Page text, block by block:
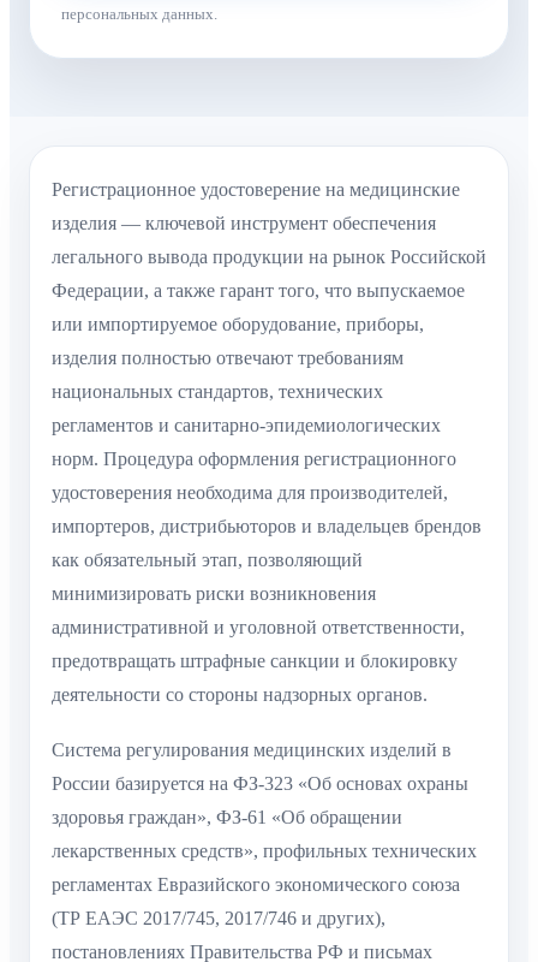
персональных данных.
Регистрационное удостоверение на медицинские
изделия — ключевой инструмент обеспечения
легального вывода продукции на рынок Российской
Федерации, а также гарант того, что выпускаемое
или импортируемое оборудование, приборы,
изделия полностью отвечают требованиям
национальных стандартов, технических
регламентов и санитарно-эпидемиологических
норм. Процедура оформления регистрационного
удостоверения необходима для производителей,
импортеров, дистрибьюторов и владельцев брендов
как обязательный этап, позволяющий
минимизировать риски возникновения
административной и уголовной ответственности,
предотвращать штрафные санкции и блокировку
деятельности со стороны надзорных органов.
Система регулирования медицинских изделий в
России базируется на ФЗ-323 «Об основах охраны
здоровья граждан», ФЗ-61 «Об обращении
лекарственных средств», профильных технических
регламентах Евразийского экономического союза
(ТР ЕАЭС 2017/745, 2017/746 и других),
постановлениях Правительства РФ и письмах